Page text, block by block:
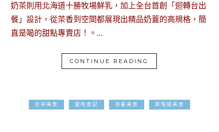
奶茶則用北海道十勝牧場鮮乳，加上全台首創「迴轉台出
餐」設計，從茶香到空間都展現出精品奶蓋的高規格，簡
直是喝的甜點專賣店！。…
CONTINUE READING
台中美食 愛吃食記 消暑美食 草悟道美食